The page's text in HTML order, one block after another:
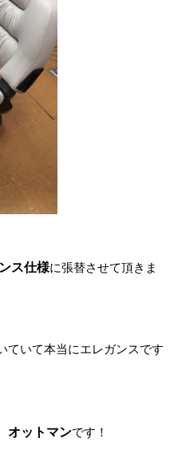
ス仕様に張替させて頂きま
ていて本当にエレガンスです
オットマンです！